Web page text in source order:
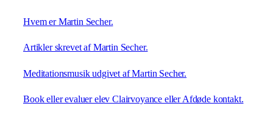
Hvem er Martin Secher.
Artikler skrevet af Martin Secher.
Meditationsmusik udgivet af Martin Secher.
Book eller evaluer elev Clairvoyance eller Afdøde kontakt.